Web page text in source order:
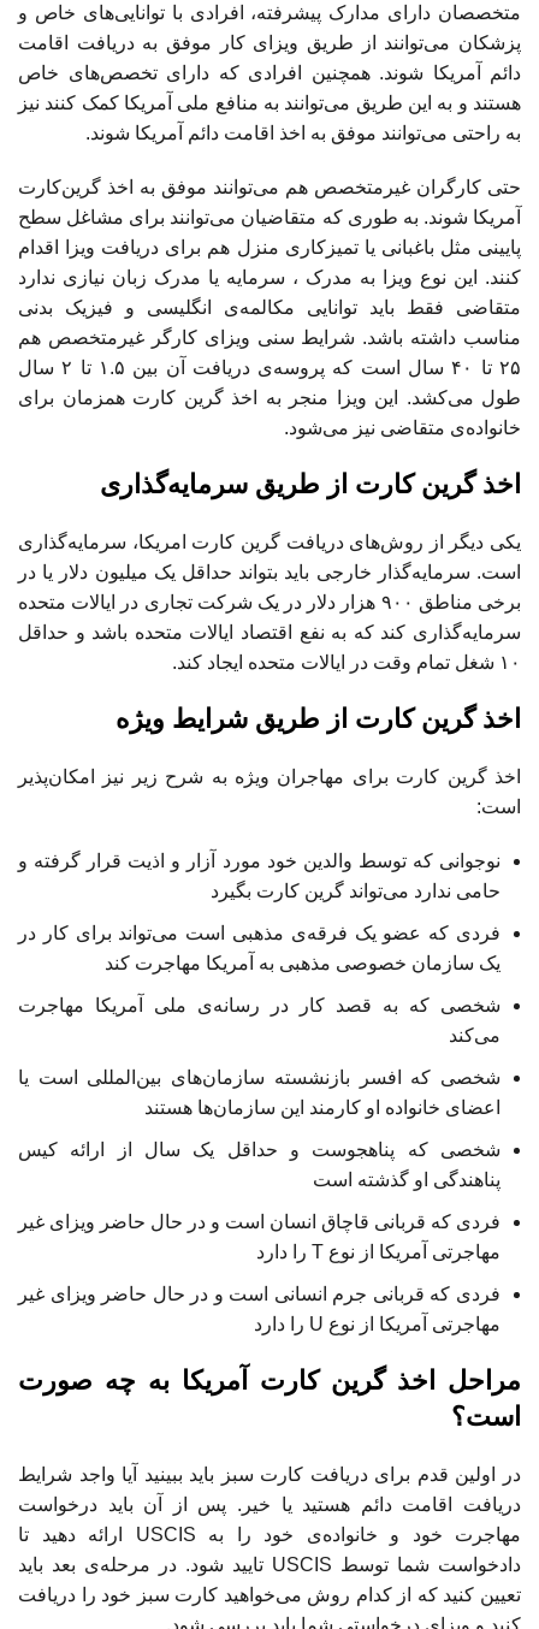
متخصصان دارای مدارک پیشرفته، افرادی با توانایی‌های خاص و
پزشکان می‌توانند از طریق ویزای کار موفق به دریافت اقامت
دائم آمریکا شوند. همچنین افرادی که دارای تخصص‌های خاص
هستند و به این طریق می‌توانند به منافع ملی آمریکا کمک کنند نیز
به راحتی می‌توانند موفق به اخذ اقامت دائم آمریکا شوند.
حتی کارگران غیرمتخصص هم می‌توانند موفق به اخذ گرین‌کارت
آمریکا شوند. به طوری که متقاضیان می‌توانند برای مشاغل سطح
پایینی مثل باغبانی یا تمیزکاری منزل هم برای دریافت ویزا اقدام
کنند. این نوع ویزا به مدرک ، سرمایه یا مدرک زبان نیازی ندارد
متقاضی فقط باید توانایی مکالمه‌ی انگلیسی و فیزیک بدنی
مناسب داشته باشد. شرایط سنی ویزای کارگر غیرمتخصص هم
۲۵ تا ۴۰ سال است که پروسه‌ی دریافت آن بین ۱.۵ تا ۲ سال
طول می‌کشد. این ویزا منجر به اخذ گرین کارت همزمان برای
خانواده‌ی متقاضی نیز می‌شود.
اخذ گرین کارت از طریق سرمایه‌گذاری
یکی دیگر از روش‌های دریافت گرین کارت امریکا، سرمایه‌گذاری
است. سرمایه‌گذار خارجی باید بتواند حداقل یک میلیون دلار یا در
برخی مناطق ۹۰۰ هزار دلار در یک شرکت تجاری در ایالات متحده
سرمایه‌گذاری کند که به نفع اقتصاد ایالات متحده باشد و حداقل
۱۰ شغل تمام وقت در ایالات متحده ایجاد کند.
اخذ گرین کارت از طریق شرایط ویژه
اخذ گرین کارت برای مهاجران ویژه به شرح زیر نیز امکان‌پذیر
است:
نوجوانی که توسط والدین خود مورد آزار و اذیت قرار گرفته و
حامی ندارد می‌تواند گرین کارت بگیرد
فردی که عضو یک فرقه‌ی مذهبی است می‌تواند برای کار در
یک سازمان خصوصی مذهبی به آمریکا مهاجرت کند
شخصی که به قصد کار در رسانه‌ی ملی آمریکا مهاجرت
می‌کند
شخصی که افسر بازنشسته سازمان‌های بین‌المللی است یا
اعضای خانواده او کارمند این سازمان‌ها هستند
شخصی که پناهجوست و حداقل یک سال از ارائه کیس
پناهندگی او گذشته است
فردی که قربانی قاچاق انسان است و در حال حاضر ویزای غیر
مهاجرتی آمریکا از نوع T را دارد
فردی که قربانی جرم انسانی است و در حال حاضر ویزای غیر
مهاجرتی آمریکا از نوع U را دارد
مراحل اخذ گرین کارت آمریکا به چه صورت
است؟
در اولین قدم برای دریافت کارت سبز باید ببینید آیا واجد شرایط
دریافت اقامت دائم هستید یا خیر. پس از آن باید درخواست
مهاجرت خود و خانواده‌ی خود را به USCIS ارائه دهید تا
دادخواست شما توسط USCIS تایید شود. در مرحله‌ی بعد باید
تعیین کنید که از کدام روش می‌خواهید کارت سبز خود را دریافت